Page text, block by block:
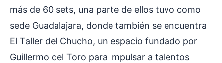
más de 60 sets, una parte de ellos tuvo como
sede Guadalajara, donde también se encuentra
El Taller del Chucho, un espacio fundado por
Guillermo del Toro para impulsar a talentos